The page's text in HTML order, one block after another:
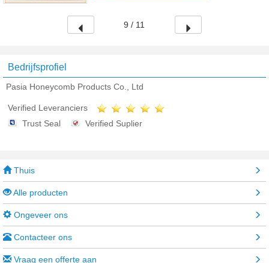
9 / 11
Bedrijfsprofiel
Pasia Honeycomb Products Co., Ltd
Verified Leveranciers
Trust Seal
Verified Suplier
Thuis
Alle producten
Ongeveer ons
Contacteer ons
Vraag een offerte aan